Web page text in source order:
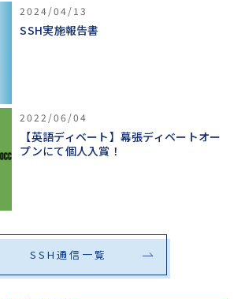
2024/04/13
SSH実施報告書
2022/06/04
【英語ディベート】幕張ディベートオー
プンにて個人入賞！
SSH通信一覧